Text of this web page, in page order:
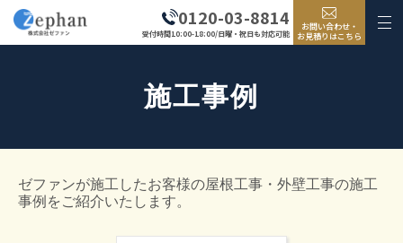
0120-03-8814
受付時間10:00-18:00/日曜・祝日も対応可能
お問い合わせ・
お見積りはこちら
施工事例
ゼファンが施工したお客様の屋根工事・外壁工事の施工
事例をご紹介いたします。